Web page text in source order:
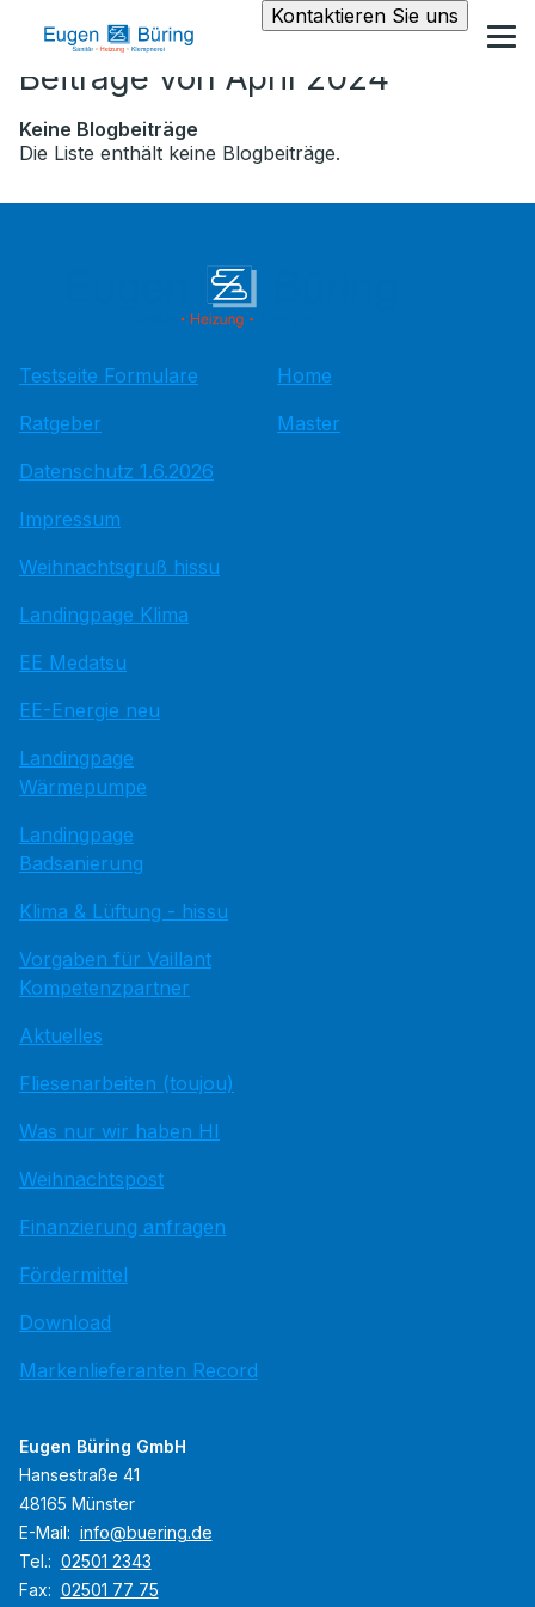
Kontaktieren Sie uns
Beiträge von April 2024
Keine Blogbeiträge
Die Liste enthält keine Blogbeiträge.
Testseite Formulare
Ratgeber
Datenschutz 1.6.2026
Impressum
Weihnachtsgruß hissu
Landingpage Klima
EE Medatsu
EE-Energie neu
Landingpage
Wärmepumpe
Landingpage
Badsanierung
Klima & Lüftung - hissu
Vorgaben für Vaillant
Kompetenzpartner
Aktuelles
Fliesenarbeiten (toujou)
Was nur wir haben HI
Weihnachtspost
Finanzierung anfragen
Fördermittel
Download
Markenlieferanten Record
Home
Master
Eugen Büring GmbH
Hansestraße 41
48165 Münster
E-Mail: info@buering.de
Tel.: 02501 2343
Fax: 02501 77 75